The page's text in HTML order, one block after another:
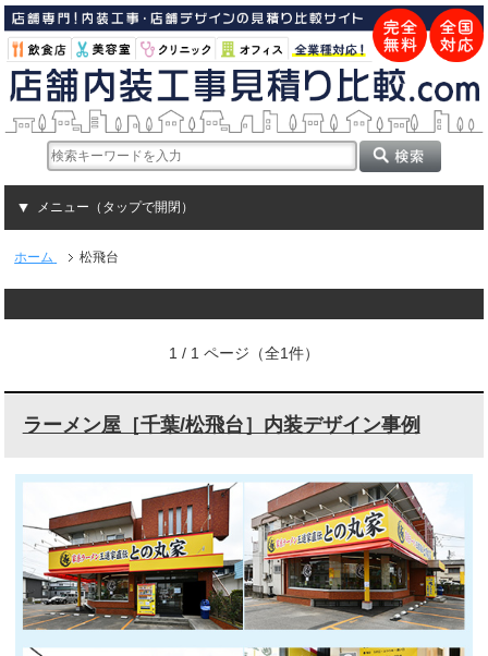
メニュー（タップで開閉）
ホーム 松飛台
1 / 1 ページ（全1件）
ラーメン屋［千葉/松飛台］内装デザイン事例